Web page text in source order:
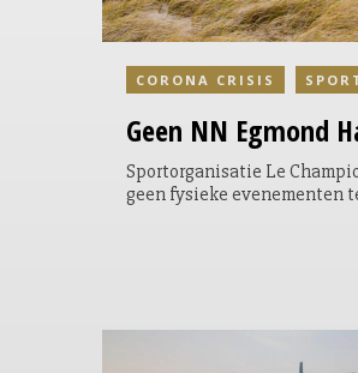
Geen NN Egmond
Sportorganisatie Le
geen fysieke evenementen
CORONA CRISIS